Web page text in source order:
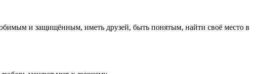
и защищённым, иметь друзей, быть понятым, найти своё место в